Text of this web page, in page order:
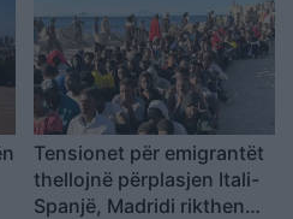
Tensionet për emigrantët
thellojnë përplasjen Itali-
Spanjë, Madridi rikthen